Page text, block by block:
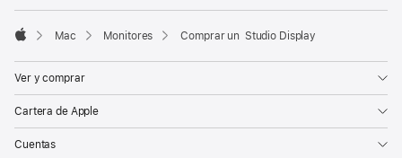
Mac Monitores Comprar un Studio Display
Ver y comprar
Cartera de Apple
Cuentas